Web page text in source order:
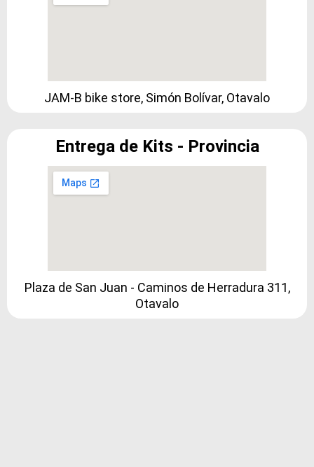
JAM-B bike store, Simón Bolívar, Otavalo
Entrega de Kits - Provincia
Plaza de San Juan - Caminos de Herradura 311,
Otavalo